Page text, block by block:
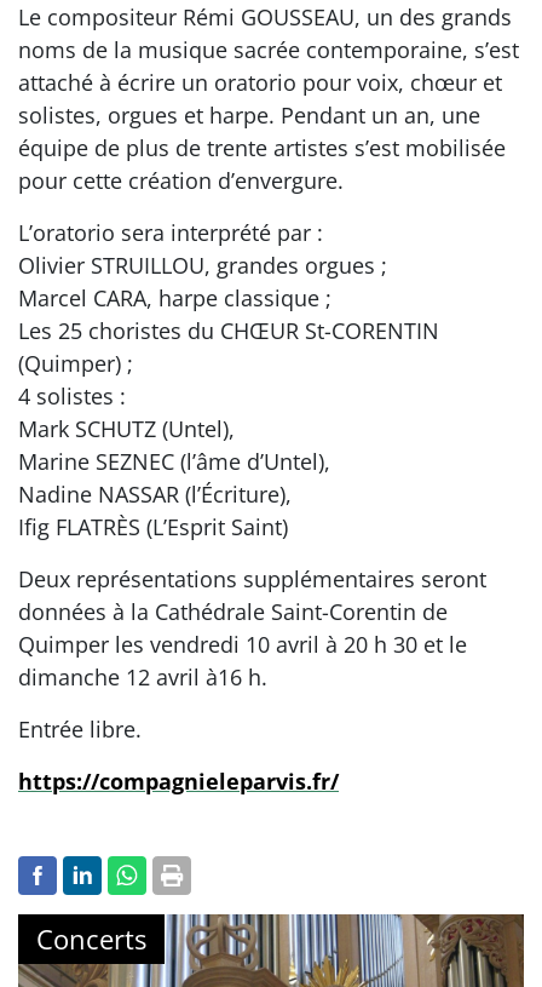
Le compositeur Rémi GOUSSEAU, un des grands
noms de la musique sacrée contemporaine, s’est
attaché à écrire un oratorio pour voix, chœur et
solistes, orgues et harpe. Pendant un an, une
équipe de plus de trente artistes s’est mobilisée
pour cette création d’envergure.
L’oratorio sera interprété par :
Olivier STRUILLOU, grandes orgues ;
Marcel CARA, harpe classique ;
Les 25 choristes du CHŒUR St-CORENTIN
(Quimper) ;
4 solistes :
Mark SCHUTZ (Untel),
Marine SEZNEC (l’âme d’Untel),
Nadine NASSAR (l’Écriture),
Ifig FLATRÈS (L’Esprit Saint)
Deux représentations supplémentaires seront
données à la Cathédrale Saint-Corentin de
Quimper les vendredi 10 avril à 20 h 30 et le
dimanche 12 avril à16 h.
Entrée libre.
https://compagnieleparvis.fr/
Concerts